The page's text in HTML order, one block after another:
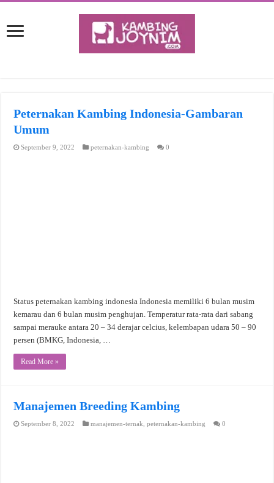
Peternakan Kambing Indonesia-Gambaran
Umum
September 9, 2022 peternakan-kambing 0
Status peternakan kambing indonesia Indonesia memiliki 6 bulan musim
kemarau dan 6 bulan musim penghujan. Temperatur rata-rata dari sabang
sampai merauke antara 20 – 34 derajar celcius, kelembapan udara 50 – 90
persen (BMKG, Indonesia, …
Read More »
Manajemen Breeding Kambing
September 8, 2022 manajemen-ternak ,peternakan-kambing 0